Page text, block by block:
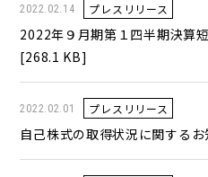
2022.02.14 プレスリリース
2022年９月期第１四半期決算
[268.1 KB]
2022.02.01 プレスリリース
自己株式の取得状況に関するお